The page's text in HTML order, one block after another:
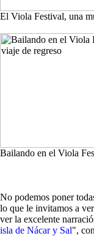
El Viola Festival, una
Bailando en el Viola
No podemos poner
lo que le invitamos a ver
ver la excelente
isla de Nácar y Sal",